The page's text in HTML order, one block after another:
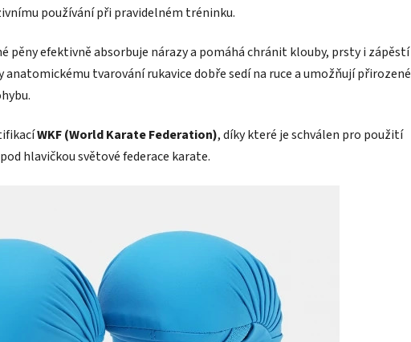
používání při pravidelném tréninku.
pěny efektivně absorbuje nárazy a pomáhá chránit klouby, prsty i zápěstí
tvarování rukavice dobře sedí na ruce a umožňují přirozené
WKF (World Karate Federation), díky které je schválen pro použití
hlavičkou světové federace karate.